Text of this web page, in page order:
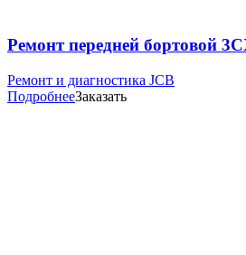
Ремонт передней бортовой
Ремонт и диагностика JCB
ПодробнееЗаказать